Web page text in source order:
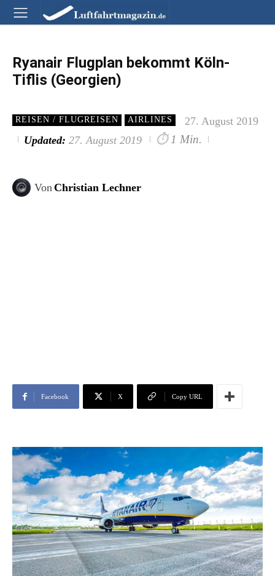
Ryanair Flugplan bekommt Köln-
Tiflis (Georgien)
REISEN / FLUGREISEN AIRLINES
27. August 2019
Updated: 27. August 2019 ⏱ 1 Min.
VonChristian Lechner
Facebook X Copy URL